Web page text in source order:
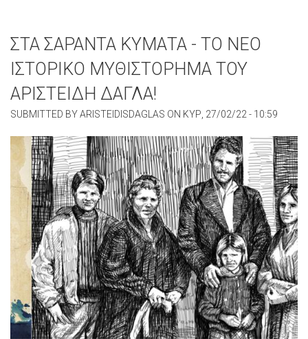
ΣΤΑ ΣΑΡΑΝΤΑ ΚΥΜΑΤΑ - ΤΟ ΝΕΟ
ΙΣΤΟΡΙΚΟ ΜΥΘΙΣΤΟΡΗΜΑ ΤΟΥ
ΑΡΙΣΤΕΙΔΗ ΔΑΓΛΑ!
SUBMITTED BYARISTEIDISDAGLAS ON ΚΥΡ, 27/02/22 - 10:59